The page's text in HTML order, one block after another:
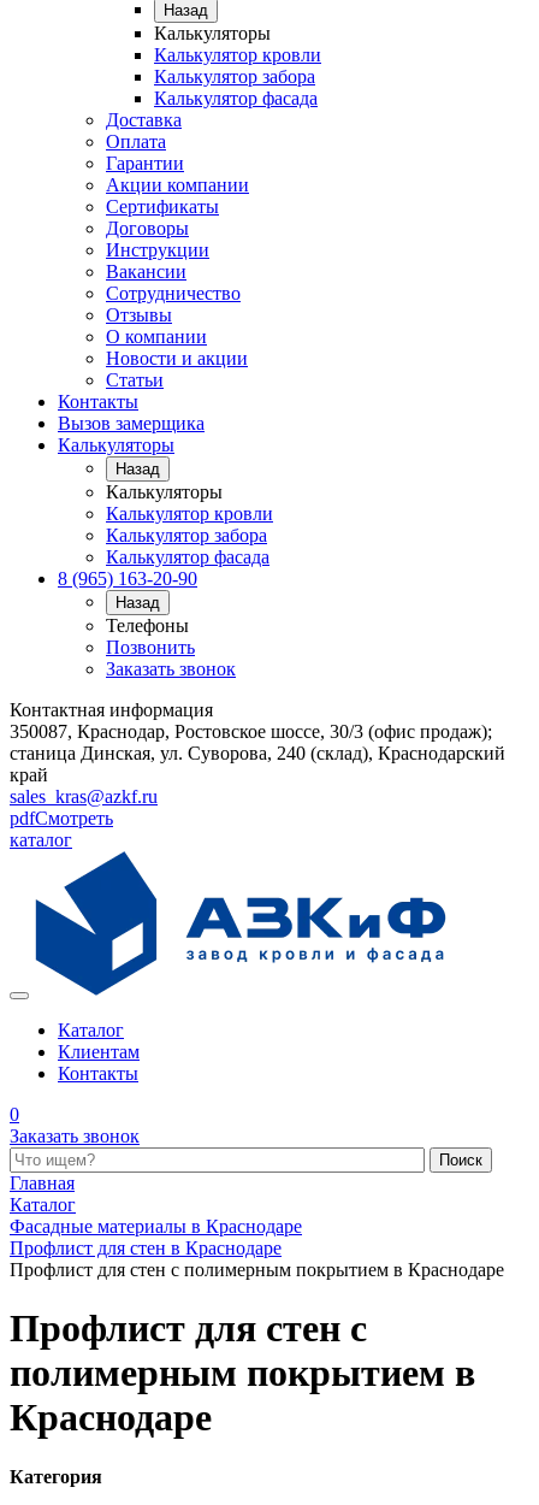
Назад
Калькуляторы
Калькулятор кровли
Калькулятор забора
Калькулятор фасада
Доставка
Оплата
Гарантии
Акции компании
Сертификаты
Договоры
Инструкции
Вакансии
Сотрудничество
Отзывы
О компании
Новости и акции
Статьи
Контакты
Вызов замерщика
Калькуляторы
Назад
Калькуляторы
Калькулятор кровли
Калькулятор забора
Калькулятор фасада
8 (965) 163-20-90
Назад
Телефоны
Позвонить
Заказать звонок
Контактная информация
350087, Краснодар, Ростовское шоссе, 30/3 (офис продаж);
станица Динская, ул. Суворова, 240 (склад), Краснодарский
край
sales_kras@azkf.ru
pdfСмотреть
каталог
Каталог
Клиентам
Контакты
0
Заказать звонок
Поиск по каталогу
Главная
Каталог
Фасадные материалы в Краснодаре
Профлист для стен в Краснодаре
Профлист для стен с полимерным покрытием в Краснодаре
Профлист для стен с
полимерным покрытием в
Краснодаре
Категория